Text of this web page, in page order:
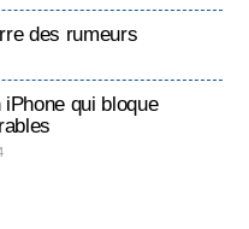
des rumeurs
qui bloque